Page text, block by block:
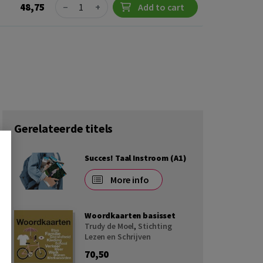
48,75 − + Add to cart
Gerelateerde titels
Succes! Taal Instroom (A1)
More info
Woordkaarten basisset
Trudy de Moel, Stichting
Lezen en Schrijven
70,50